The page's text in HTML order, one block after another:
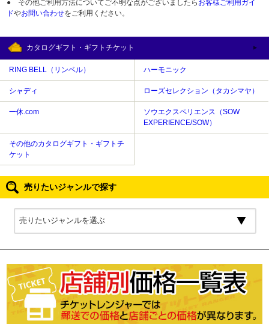
● その他ご利用方法についてご不明な点がございましたら お客様ご利用ガイ
ドやお問い合わせをご利用ください。
カタログギフト・ギフトチケット
RING BELL（リンベル） ハーモニック
シャディ ローズセレクション（タカシマヤ）
一休.com
ソウエクスペリエンス（SOW
EXPERIENCE/SOW）
その他のカタログギフト・ギフトチ
ケット
売りたいジャンルで探す